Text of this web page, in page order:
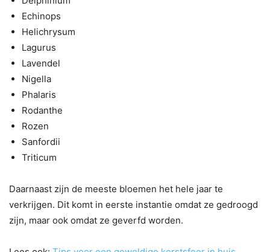
Echinops
Helichrysum
Lagurus
Lavendel
Nigella
Phalaris
Rodanthe
Rozen
Sanfordii
Triticum
Daarnaast zijn de meeste bloemen het hele jaar te
verkrijgen. Dit komt in eerste instantie omdat ze gedroogd
zijn, maar ook omdat ze geverfd worden.